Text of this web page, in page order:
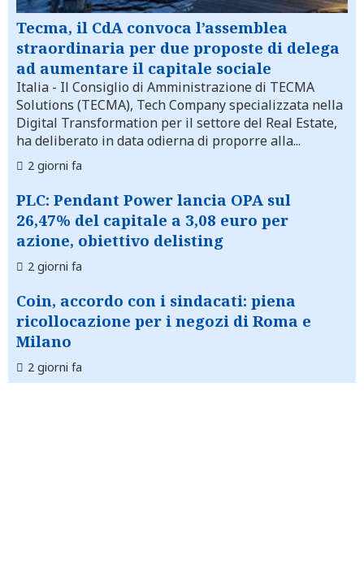
Tecma, il CdA convoca l’assemblea
straordinaria per due proposte di delega
ad aumentare il capitale sociale
Italia - Il Consiglio di Amministrazione di TECMA
Solutions (TECMA), Tech Company specializzata nella
Digital Transformation per il settore del Real Estate,
ha deliberato in data odierna di proporre alla...
2 giorni fa
PLC: Pendant Power lancia OPA sul
26,47% del capitale a 3,08 euro per
azione, obiettivo delisting
2 giorni fa
Coin, accordo con i sindacati: piena
ricollocazione per i negozi di Roma e
Milano
2 giorni fa